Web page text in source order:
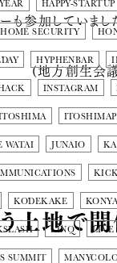
HAPPY-STARTUP
HOME SECURITY
HYPHENBAR
INSTAGRAM
ITOSHIMAP
WATAI JUNAIO
KODEKAKE
LINQ LIVE
SUMMIT
も参加していまし
(地方創生会
土地で